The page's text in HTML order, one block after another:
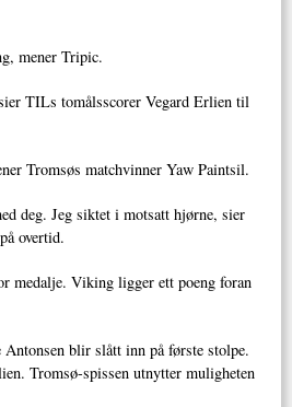
mener Tripic.
TILs tomålsscorer Vegard Erlien til
Tromsøs matchvinner Yaw Paintsil.
deg. Jeg siktet i motsatt hjørne, sier
overtid.
medalje. Viking ligger ett poeng foran
blir slått inn på første stolpe.
Tromsø-spissen utnytter muligheten